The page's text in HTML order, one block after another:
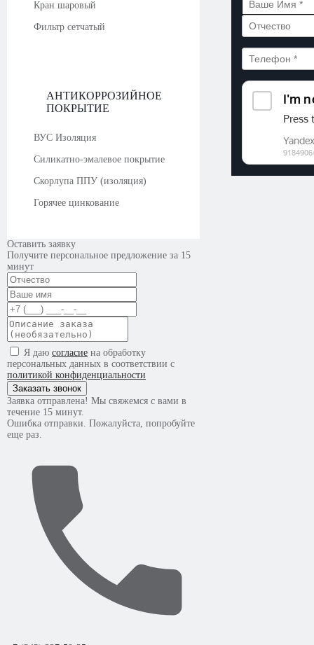
Кран шаровый
Фильтр сетчатый
АНТИКОРРОЗИЙНОЕ
ПОКРЫТИЕ
ВУС Изоляция
Силикатно-эмалевое покрытие
Скорлупа ППУ (изоляция)
Горячее цинкование
Оставить заявку
Получите персональное предложение за 15
минут
Я даю согласие на обработку
персональных данных в соответствии с
политикой конфиденциальности
Заказать звонок
Заявка отправлена! Мы свяжемся с вами в
течение 15 минут.
Ошибка отправки. Пожалуйста, попробуйте
еще раз.